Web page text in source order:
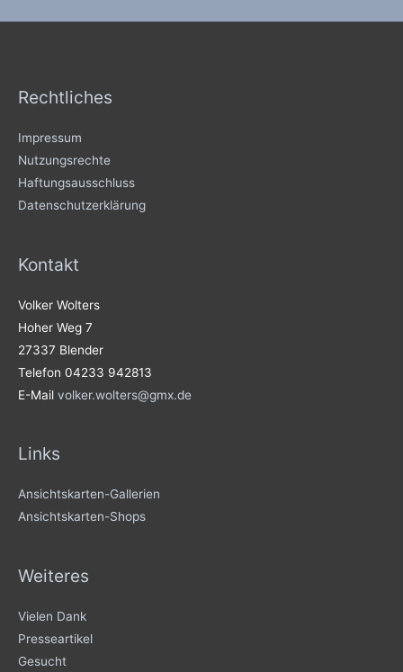
Rechtliches
Impressum
Nutzungsrechte
Haftungsausschluss
Datenschutzerklärung
Kontakt
Volker Wolters
Hoher Weg 7
27337 Blender
Telefon 04233 942813
E-Mail volker.wolters@gmx.de
Links
Ansichtskarten-Gallerien
Ansichtskarten-Shops
Weiteres
Vielen Dank
Presseartikel
Gesucht